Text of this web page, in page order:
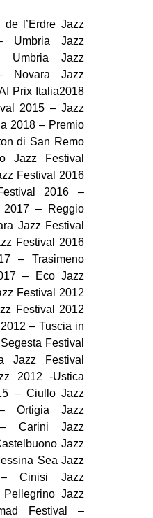
de l’Erdre Jazz
Umbria Jazz
Umbria Jazz
Novara Jazz
Prix Italia2018
2015 – Jazz
2018 – Premio
di San Remo
Jazz Festival
Festival 2016
2016 –
– Reggio
Jazz Festival
Festival 2016
– Trasimeno
– Eco Jazz
Festival 2012
Festival 2012
– Tuscia in
Festival
Jazz Festival
2012 -Ustica
– Ciullo Jazz
Ortigia Jazz
Carini Jazz
Jazz
Sea Jazz
Cinisi Jazz
Jazz
Festival –